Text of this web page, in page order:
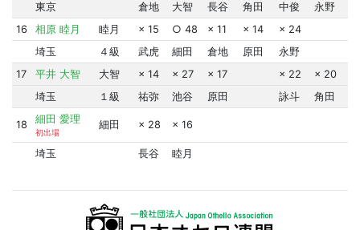
東京
倉地 大智 長谷 角田 中俊
永野
16
相原 睦月 睦月 × 15 ○ 48 × 11 × 14 × 24
埼玉
４級 武虎 細田 倉地 原田
永野
17
平井 大智 大智 × 14 × 27 × 17 × 22 × 20
埼玉
１級 祐弥 池谷 原田 詠斗 角田
18 細田 愛理
初出場
細田 × 28 × 16
埼玉 長谷 睦月